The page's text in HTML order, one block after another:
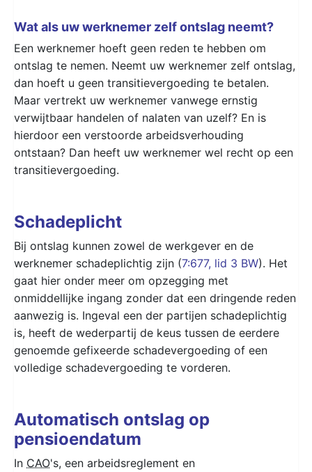
Wat als uw werknemer zelf ontslag neemt?
Een werknemer hoeft geen reden te hebben om
ontslag te nemen. Neemt uw werknemer zelf ontslag,
dan hoeft u geen transitievergoeding te betalen.
Maar vertrekt uw werknemer vanwege ernstig
verwijtbaar handelen of nalaten van uzelf? En is
hierdoor een verstoorde arbeidsverhouding
ontstaan? Dan heeft uw werknemer wel recht op een
transitievergoeding.
Schadeplicht
Bij ontslag kunnen zowel de werkgever en de
werknemer schadeplichtig zijn (7:677, lid 3 BW). Het
gaat hier onder meer om opzegging met
onmiddellijke ingang zonder dat een dringende reden
aanwezig is. Ingeval een der partijen schadeplichtig
is, heeft de wederpartij de keus tussen de eerdere
genoemde gefixeerde schadevergoeding of een
volledige schadevergoeding te vorderen.
Automatisch ontslag op
pensioendatum
In CAO's, een arbeidsreglement en